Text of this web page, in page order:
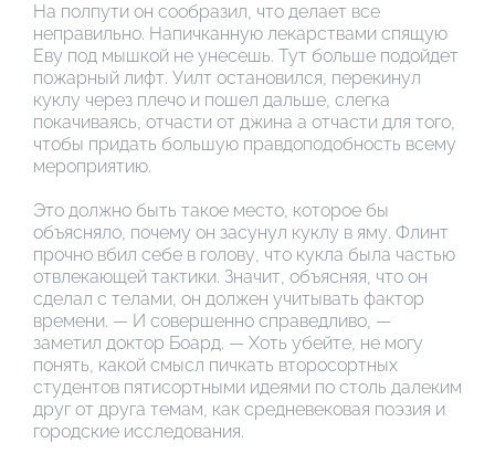
На полпути он сообразил, что делает все
неправильно. Напичканную лекарствами спящую
Еву под мышкой не унесешь. Тут больше подойдет
пожарный лифт. Уилт остановился, перекинул
куклу через плечо и пошел дальше, слегка
покачиваясь, отчасти от джина а отчасти для того,
чтобы придать большую правдоподобность всему
мероприятию.
Это должно быть такое место, которое бы
объясняло, почему он засунул куклу в яму. Флинт
прочно вбил себе в голову, что кукла была частью
отвлекающей тактики. Значит, объясняя, что он
сделал с телами, он должен учитывать фактор
времени. — И совершенно справедливо, —
заметил доктор Боард. — Хоть убейте, не могу
понять, какой смысл пичкать второсортных
студентов пятисортными идеями по столь далеким
друг от друга темам, как средневековая поэзия и
городские исследования.